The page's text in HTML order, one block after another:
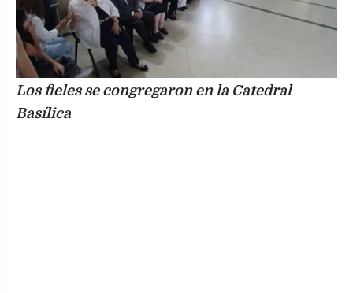
Los fieles se congregaron en la Catedral
Basílica